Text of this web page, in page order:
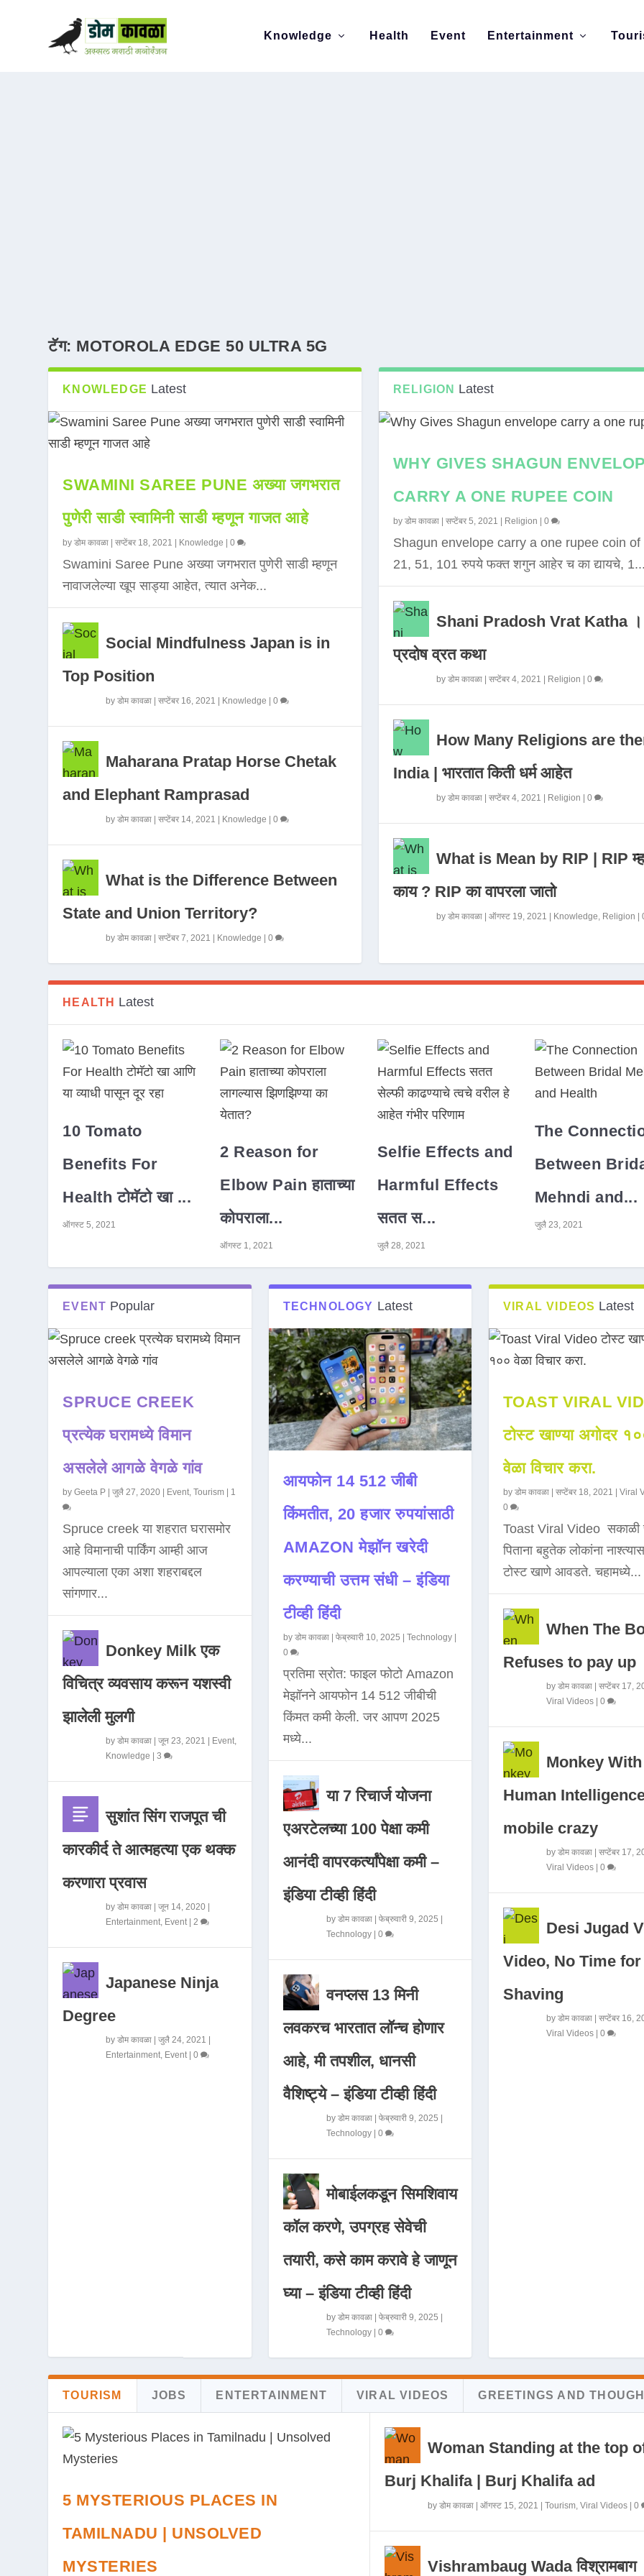
Knowledge Health Event Entertainment
टॅग: MOTOROLA EDGE 50 ULTRA 5G
KNOWLEDGE Latest
SWAMINI SAREE PUNE अख्या जगभरात
पुणेरी साडी स्वामिनी साडी म्हणून गाजत आहे
byडोम कावळा |सप्टेंबर 18, 2021 Knowledge |0
Swamini Saree Pune अख्या जगभरात पुणेरी साडी म्हणून
नावाजलेल्या खूप साड्या आहेत, त्यात अनेक...
Social Mindfulness Japan is in
Top Position
byडोम कावळा |सप्टेंबर 16, 2021 Knowledge |0
Maharana Pratap Horse Chetak
and Elephant Ramprasad
byडोम कावळा |सप्टेंबर 14, 2021 Knowledge |0
What is the Difference Between
State and Union Territory?
byडोम कावळा |सप्टेंबर 7, 2021 Knowledge |0
RELIGION Latest
WHY GIVES SHAGUN
CARRY A ONE RUPEE COIN
by डोम कावळा| सप्टेंबर 5, 2021 Religion 0
Shagun envelope carry a one rupee coin of
21, 51, 101 रुपये फक्त शगुन आहेर च का द्यायचे, 1...
Shani Pradosh Vrat Katha ।
प्रदोष व्रत कथा
by डोम कावळा| सप्टेंबर 4, 2021 Religion 0
How Many Religions are
India | भारतात किती धर्म आहेत
by डोम कावळा| सप्टेंबर 4, 2021 Religion 0
What is Mean by RIP | RIP
काय ? RIP का वापरला जातो
by डोम कावळा| ऑगस्ट 19, 2021 Knowledge, Religion
HEALTH Latest
10 Tomato
Benefits For
Health टोमॅटो खा ...
ऑगस्ट 5, 2021
2 Reason for
Elbow Pain हाताच्या
कोपराला...
ऑगस्ट 1, 2021
Selfie Effects and
Harmful Effects
सतत स...
जुलै 28, 2021
The
Between
Mehndi and...
जुलै 23, 2021
EVENT Popular
SPRUCE CREEK
प्रत्येक घरामध्ये विमान
असलेले आगळे वेगळे गांव
byGeeta P |जुलै 27, 2020 Event,Tourism 1
Spruce creek या शहरात घरासमोर
आहे विमानाची पार्किंग आम्ही आज
आपल्याला एका अशा शहराबद्दल
सांगणार...
Donkey Milk एक
विचित्र व्यवसाय करून यशस्वी
झालेली मुलगी
byडोम कावळा |जून 23, 2021 Event,
Knowledge |3
सुशांत सिंग राजपूत ची
कारकीर्द ते आत्महत्या एक थक्क
करणारा प्रवास
byडोम कावळा |जून 14, 2020
Entertainment, Event|2
Japanese Ninja
Degree
byडोम कावळा |जुलै 24, 2021
Entertainment, Event|0
TECHNOLOGY Latest
आयफोन 14 512 जीबी
किंमतीत, 20 हजार रुपयांसाठी
AMAZON मेझॉन खरेदी
करण्याची उत्तम संधी – इंडिया
टीव्ही हिंदी
by डोम कावळा| फेब्रुवारी 10, 2025 | Technology|
0
प्रतिमा स्रोत: फाइल फोटो Amazon
मेझॉनने आयफोन 14 512 जीबीची
किंमत कमी केली. जर आपण 2025
मध्ये...
या 7 रिचार्ज योजना
एअरटेलच्या 100 पेक्षा कमी
आनंदी वापरकर्त्यांपेक्षा कमी –
इंडिया टीव्ही हिंदी
by डोम कावळा| फेब्रुवारी 9, 2025 |
Technology| 0
वनप्लस 13 मिनी
लवकरच भारतात लॉन्च होणार
आहे, मी तपशील, धानसी
वैशिष्ट्ये – इंडिया टीव्ही हिंदी
by डोम कावळा| फेब्रुवारी 9, 2025 |
Technology| 0
मोबाईलकडून सिमशिवाय
कॉल करणे, उपग्रह सेवेची
तयारी, कसे काम करावे हे जाणून
घ्या – इंडिया टीव्ही हिंदी
by डोम कावळा| फेब्रुवारी 9, 2025 |
Technology| 0
VIRAL VIDEOS Latest
TOAST VIRAL
टोस्ट खाण्या अगोदर
वेळा विचार करा.
by डोम कावळा| सप्टेंबर 18, 2021 Viral
0
Toast Viral Video सकाळी
पिताना बहुतेक लोकांना
टोस्ट खाणे आवडते. चहामध्ये...
When The
Refuses to pay up
by डोम कावळा| सप्टेंबर 17,
Viral Videos| 0
Monkey With
Human
mobile crazy
by डोम कावळा| सप्टेंबर 17,
Viral Videos| 0
Desi Jugad
Video, No Time for
Shaving
by डोम कावळा| सप्टेंबर 16,
Viral Videos| 0
TOURISM JOBS ENTERTAINMENT VIRAL VIDEOS GREETINGS AND
5 MYSTERIOUS PLACES IN
TAMILNADU | UNSOLVED
MYSTERIES
Woman Standing at the top
Burj Khalifa | Burj Khalifa ad
by डोम कावळा| ऑगस्ट 15, 2021 | Tourism, Viral Videos| 0
Vishrambaug Wada विश्रामबाग